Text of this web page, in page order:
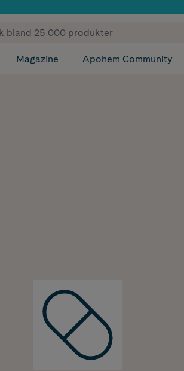
✓ Fri frakt
Magazine Apohem Community